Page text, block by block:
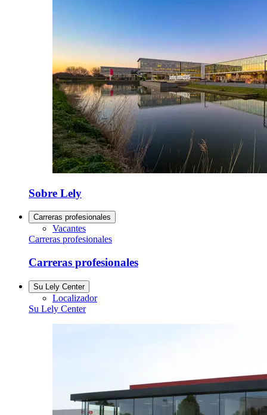
Sobre Lely
Carreras profesionales
Vacantes
Carreras profesionales
Carreras profesionales
Su Lely Center
Localizador
Su Lely Center